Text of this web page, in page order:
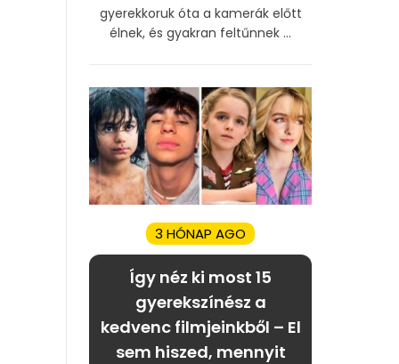
gyerekkoruk óta a kamerák előtt
élnek, és gyakran feltűnnek ...
3 HÓNAP AGO
Így néz ki most 15
gyerekszínész a
kedvenc filmjeinkből – El
sem hiszed, mennyit